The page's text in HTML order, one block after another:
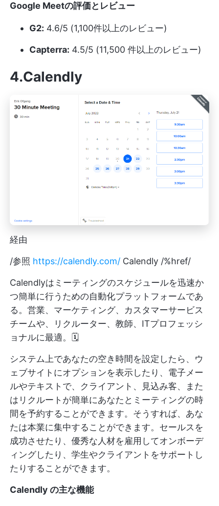
Google Meetの評価とレビュー
G2: 4.6/5 (1,100件以上のレビュー)
Capterra: 4.5/5 (11,500 件以上のレビュー)
4.Calendly
経由
/参照 https://calendly.com/ Calendly /%href/
Calendlyはミーティングのスケジュールを迅速か
つ簡単に行うための自動化プラットフォームであ
る。営業、マーケティング、カスタマーサービス
チームや、リクルーター、教師、ITプロフェッシ
ョナルに最適。🗓️
システム上であなたの空き時間を設定したら、ウ
ェブサイトにオプションを表示したり、電子メー
ルやテキストで、クライアント、見込み客、また
はリクルートが簡単にあなたとミーティングの時
間を予約することができます。そうすれば、あな
たは本業に集中することができます。セールスを
成功させたり、優秀な人材を雇用してオンボーデ
ィングしたり、学生やクライアントをサポートし
たりすることができます。
Calendly の主な機能